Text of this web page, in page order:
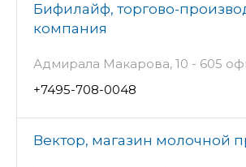
Бифилайф, торгово-
компания
Адмирала Макарова, 10 - 605
+7495-708-0048
Вектор, магазин молочной